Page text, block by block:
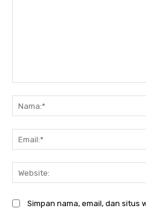
Simpan nama, email, dan situs